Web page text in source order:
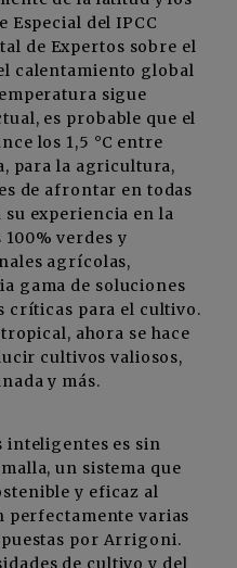
del IPCC
de Expertos sobre el
calentamiento global
sigue
es probable que el
los 1,5 °C entre
para la agricultura,
de afrontar en todas
su experiencia en la
verdes y
agrícolas,
gama de soluciones
críticas para el cultivo.
ahora se hace
cultivos valiosos,
y más.
inteligentes es sin
malla, un sistema que
y eficaz al
perfectamente varias
por Arrigoni.